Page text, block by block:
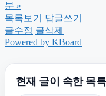
분 »
목록보기
답글쓰기
글수정 글삭제
Powered by KBoard
현재 글이 속한 목